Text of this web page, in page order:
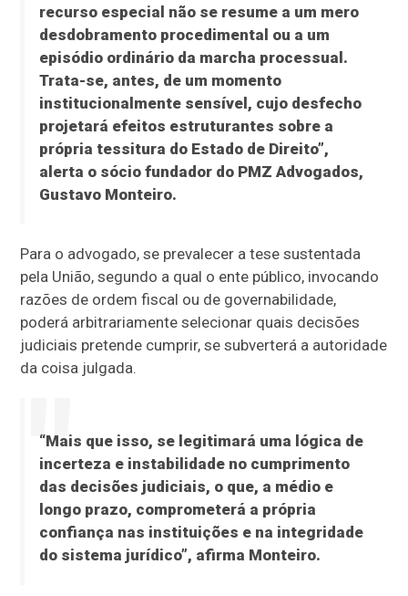
recurso especial não se resume a um mero
desdobramento procedimental ou a um
episódio ordinário da marcha processual.
Trata-se, antes, de um momento
institucionalmente sensível, cujo desfecho
projetará efeitos estruturantes sobre a
própria tessitura do Estado de Direito”,
alerta o sócio fundador do PMZ Advogados,
Gustavo Monteiro.
Para o advogado, se prevalecer a tese sustentada
pela União, segundo a qual o ente público, invocando
razões de ordem fiscal ou de governabilidade,
poderá arbitrariamente selecionar quais decisões
judiciais pretende cumprir, se subverterá a autoridade
da coisa julgada.
“Mais que isso, se legitimará uma lógica de
incerteza e instabilidade no cumprimento
das decisões judiciais, o que, a médio e
longo prazo, comprometerá a própria
confiança nas instituições e na integridade
do sistema jurídico”, afirma Monteiro.